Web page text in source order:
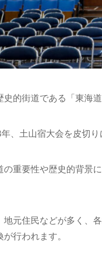
史的街道である「東海
、 土山宿大会を皮切
重要性や歴史的背景
元住民などが多く、
行われます。